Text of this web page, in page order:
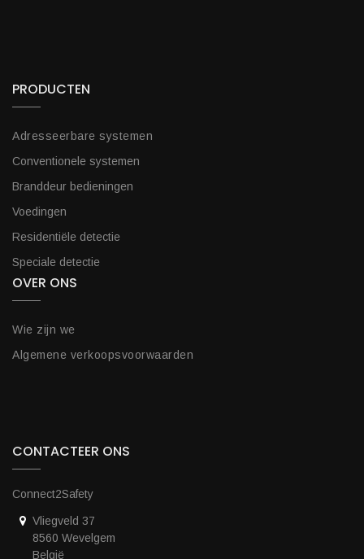
PRODUCTEN
Adresseerbare systemen
Conventionele systemen
Branddeur bedieningen
Voedingen
Residentiële detectie
Speciale detectie
OVER ONS
Wie zijn we
Algemene verkoopsvoorwaarden
CONTACTEER ONS
Connect2Safety
Vliegveld 37
8560 Wevelgem
België